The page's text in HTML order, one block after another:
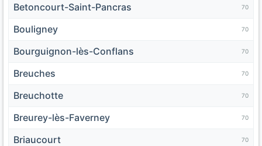
Betoncourt-Saint-Pancras 70
Bouligney 70
Bourguignon-lès-Conflans 70
Breuches 70
Breuchotte 70
Breurey-lès-Faverney 70
Briaucourt 70